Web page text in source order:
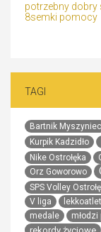
potrzebny
8semki pomocy
TAGI
Bartnik Myszyniec
Kurpik Kadzidło
Nike Ostrołęka
Orz Goworowo
SPS Volley
V liga
medale
młodzi